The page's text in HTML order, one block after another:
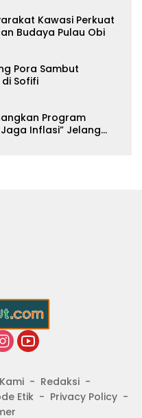
Kawasi Perkuat
Budaya Pulau Obi
Pora Sambut
Sofifi
Program
Inflasi” Jelang
Redaksi
Etik
Privacy Policy